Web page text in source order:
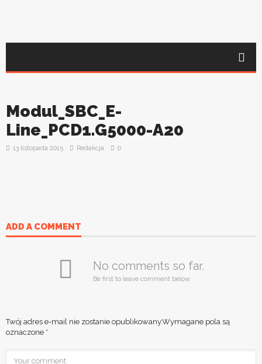
Modul_SBC_E-
Line_PCD1.G5000-A20
13 listopada 2015 Redakcja 0
ADD A COMMENT
No comments so far.
Be first to leave comment below.
Twój adres e-mail nie zostanie opublikowany.Wymagane pola są
oznaczone *